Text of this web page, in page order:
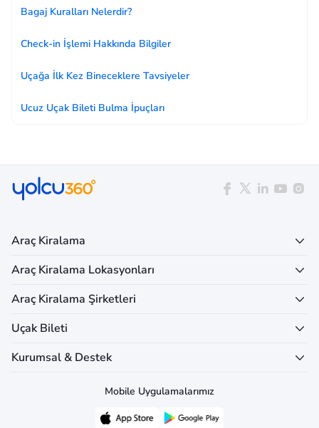
Bagaj Kuralları Nelerdir?
Check-in İşlemi Hakkında Bilgiler
Uçağa İlk Kez Bineceklere Tavsiyeler
Ucuz Uçak Bileti Bulma İpuçları
Araç Kiralama
Araç Kiralama Lokasyonları
Araç Kiralama Şirketleri
Uçak Bileti
Kurumsal & Destek
Mobile Uygulamalarımız